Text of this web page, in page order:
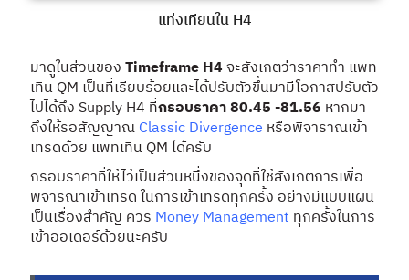
แท่งเทียนใน H4
มาดูในส่วนของTimeframe H4จะสังเกตว่าราคาทำ แพท
เทิน QM เป็นที่เรียบร้อยและได้ปรับตัวขึ้นมามีโอกาสปรับตัว
ไปได้ถึง Supply H4 ที่กรอบราคา 80.45 -81.56 หากมา
ถึงให้รอสัญญาณClassic Divergence หรือพิจาราณเข้า
เทรดด้วย แพทเทิน QM ได้ครับ
กรอบราคาที่ให้ไว้เป็นส่วนหนึ่งของจุดที่ใช้สังเกตการเพื่อ
พิจารณาเข้าเทรด ในการเข้าเทรดทุกครั้ง อย่างมีแบบแผน
เป็นเรื่องสำคัญ ควรMoney Managementทุกครั้งในการ
เข้าออเดอร์ด้วยนะครับ